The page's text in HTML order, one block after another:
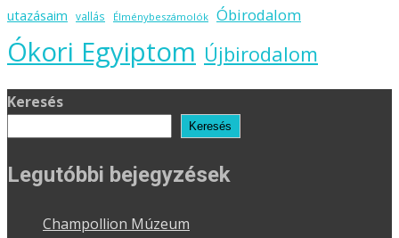
utazásaim vallás Élménybeszámolók Óbirodalom
Ókori Egyiptom Újbirodalom
Keresés
Keresés
Legutóbbi bejegyzések
Champollion Múzeum